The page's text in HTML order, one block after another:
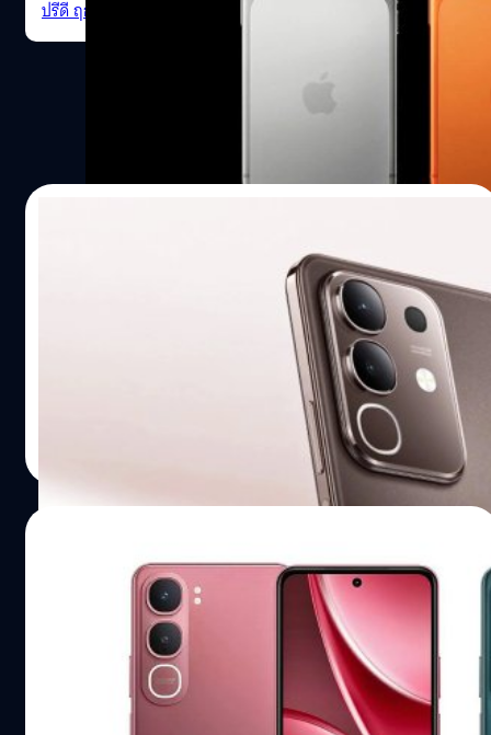
ปรีดี ฤกษ์วลีกุล
vivo เปิดตัว Y31 Pro : แบตเตอรี่ 6,500 mAh,
ขุมพลัง Dimensity 7300, ราคาเริ่มต้น
vivo ได้ประกาศเปิดตัวรุ่น Y31 Pro ซึ่งมาพร้อมสเปกที่
พรีเมียมกว่า Y31 5G และราคาที่เป็นมิตรกับผู้บริโภคเช่นเดิม
vivo เปิดตัว Y31 (5G) ราคาประหยัดเน้นทนทาน
: กันน้ำ IP68/IP69, แบตฯ ใหญ่ 6,500 mAh
vivo ได้เปิดตัวสมาร์ตโฟนราคาประหยัดรุ่นล่าสุด นั่นคือ Y31
เวอร์ชัน 5G ซึ่งมาพร้อมมาตรกันน้ำและฝุ่นระดับเรือธง